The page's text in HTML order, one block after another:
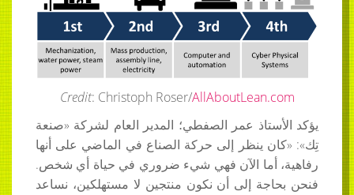
Credit: Christoph Roser/AllAboutLean.com
يؤكد الأستاذ عمر الصفطي؛ المدير العام لشركة «صنعة
تِك»: «كان ينظر إلى حركة الصناع في الماضي على أنها
رفاهية، أما الآن فهي شيء ضروري في حياة أي شخص.
فنحن بحاجة إلى أن نكون منتجين لا مستهلكين، نساعد